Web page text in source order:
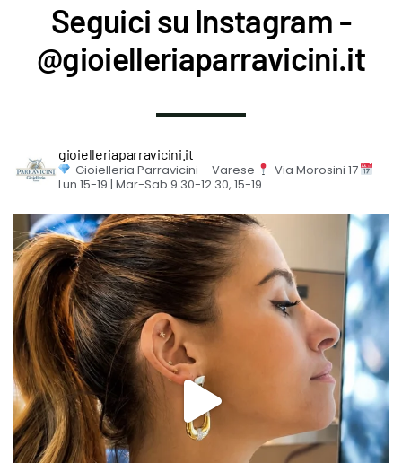
Seguici su Instagram -
@gioielleriaparravicini.it
gioielleriaparravicini.it
Gioielleria Parravicini – Varese
Via Morosini 17
Lun 15-19 | Mar-Sab 9.30-12.30, 15-19